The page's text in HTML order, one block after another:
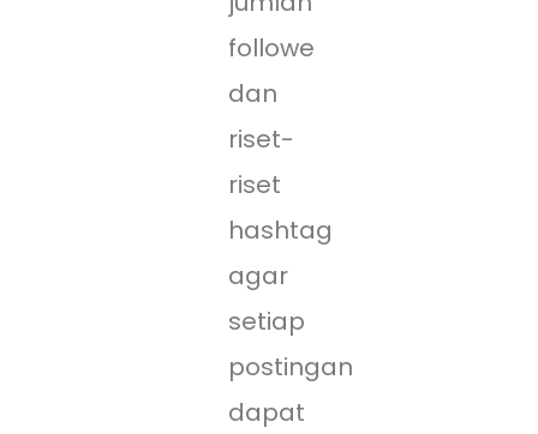
followe
dan
riset-
riset
hashtag
agar
setiap
postingan
dapat